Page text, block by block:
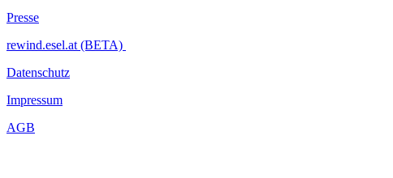
nicht alle gegen alle, sondern alle gegen die eine, die wir erst verfemen
Blutiges ist in den Ritualen, mit denen wir unsere Gesellschaft stabil halten?
Diese Unbekannte – ist sie uns nicht allen doch sehr vertraut?
Wir möchten Sie darauf hinweisen, dass in der Vorstellung
Presse
rewind.esel.at (BETA)
Datenschutz
Impressum
AGB